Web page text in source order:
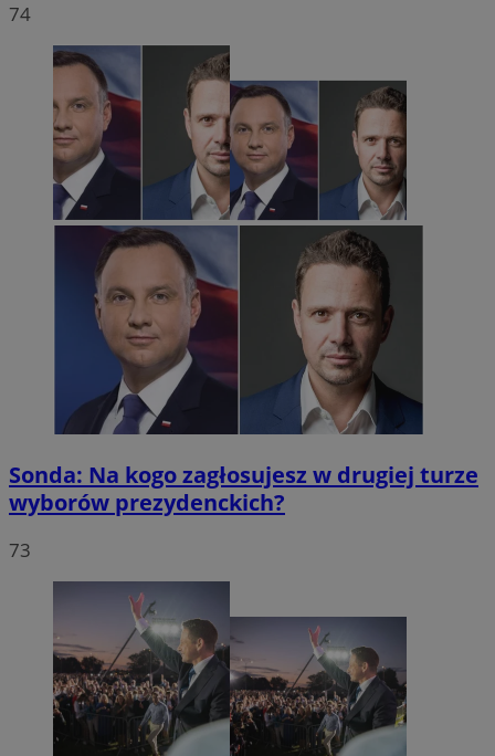
74
Sonda: Na kogo zagłosujesz w drugiej turze
wyborów prezydenckich?
73